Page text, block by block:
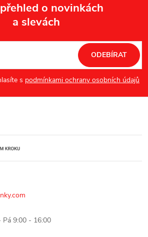
o novinkách
a slevách
s podmínkami ochrany osobních údajů
ODEBÍRAT
Pá 9:00 - 16:00